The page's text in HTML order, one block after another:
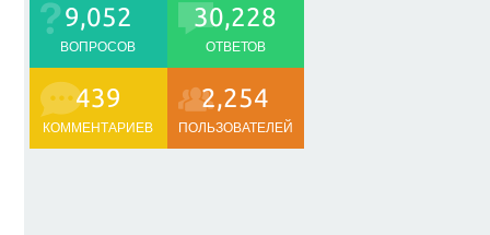
9,052
ВОПРОСОВ
30,228
ОТВЕТОВ
439
КОММЕНТАРИЕВ
2,254
ПОЛЬЗОВАТЕЛЕЙ